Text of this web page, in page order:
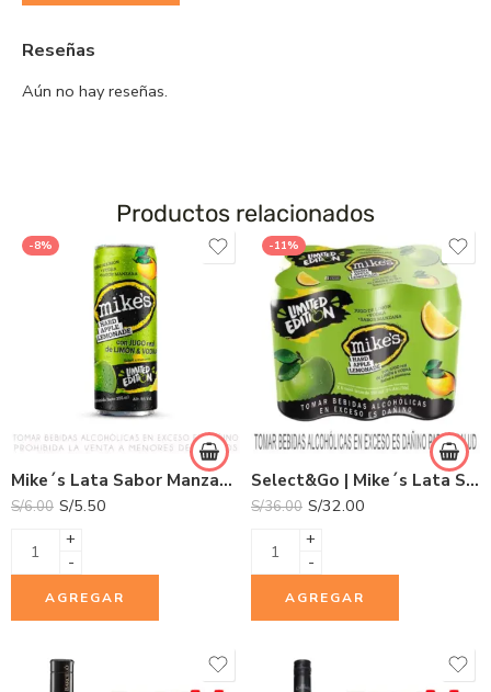
Reseñas
Aún no hay reseñas.
Productos relacionados
-8%
Mike´s Lata Sabor Manzana 355ml
S/6.00 S/5.50
+
-
AGREGAR
-11%
Select&Go | Mike´s Lata Sabor Manzana 355ml x 6und.
S/36.00 S/32.00
+
-
AGREGAR